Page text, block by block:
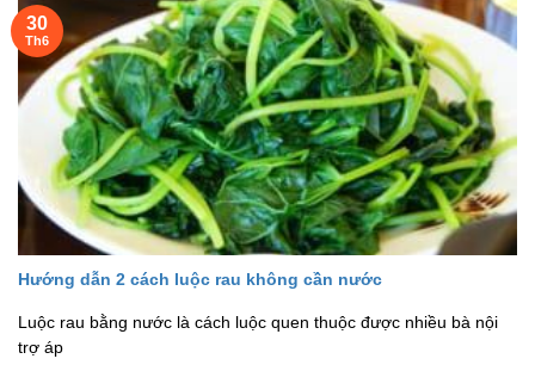
Hướng dẫn 2 cách luộc rau không cần nước
Luộc rau bằng nước là cách luộc quen thuộc được nhiều bà nội
trợ áp
30
Th6